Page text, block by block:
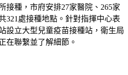
321處接種地點。針對指揮中心表
設立大型兒童疫苗接種站，衛生局
在聯繫並了解細節。